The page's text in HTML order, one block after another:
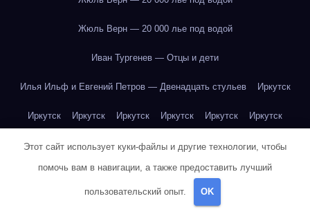
Жюль Верн — 20 000 лье под водой
Иван Тургенев — Отцы и дети
Илья Ильф и Евгений Петров — Двенадцать стульев Иркутск
Иркутск Иркутск Иркутск Иркутск Иркутск Иркутск
Иркутск Иркутск Иркутск Иркутск Иркутск Иркутск
Иркутск Иркутск Иркутск Иркутск Иркутск Иркутск
Иркутск Йогурт
Этот сайт использует куки-файлы и другие технологии, чтобы
помочь вам в навигации, а также предоставить лучший
пользовательский опыт. OK